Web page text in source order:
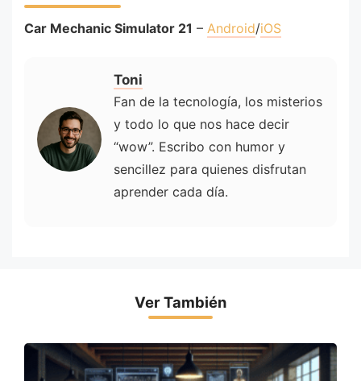
Car Mechanic Simulator 21 – Android/iOS
Toni
Fan de la tecnología, los misterios
y todo lo que nos hace decir
“wow”. Escribo con humor y
sencillez para quienes disfrutan
aprender cada día.
Ver También